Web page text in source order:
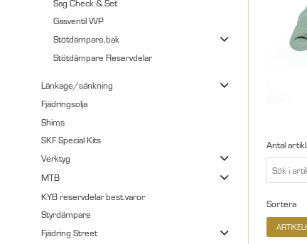
Sag Check & Set
Gasventil WP
Stötdämpare,bak
Stötdämpare Reservdelar
Länkage/sänkning
Fjädringsolja
Shims
SKF Special Kits
Verktyg
MTB
KYB reservdelar best.varor
Styrdämpare
Fjädring Street
Antal
Sortera